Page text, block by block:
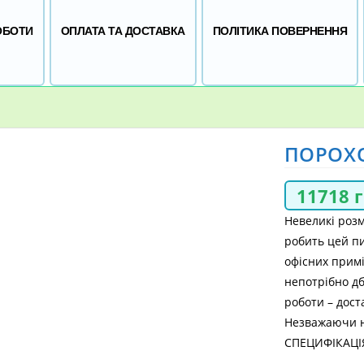
ОПЛАТА ТА ДОСТАВКА ПОЛІТИКА ПОВЕРНЕННЯ
11718
Невеликі
робить цей
офісних
непотрібно
роботи –
Незважаючи